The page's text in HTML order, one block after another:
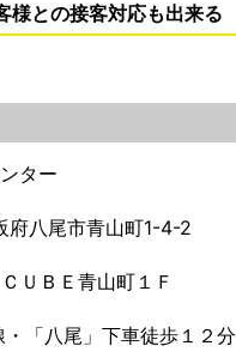
様との接客対応も出来る
ター
八尾市青山町1-4-2
ＢＥ青山町１Ｆ
「八尾」下車徒歩１２分